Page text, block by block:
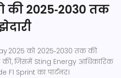
की 2025‑2030 तक
2025 को 2025‑2030 तक की
की, जिसमें Sting Energy आधिकारिक
F1 Sprint का पार्टनर।